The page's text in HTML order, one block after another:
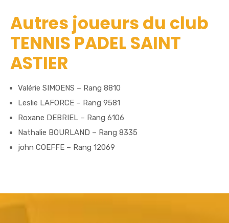
Autres joueurs du club
TENNIS PADEL SAINT
ASTIER
Valérie SIMOENS – Rang 8810
Leslie LAFORCE – Rang 9581
Roxane DEBRIEL – Rang 6106
Nathalie BOURLAND – Rang 8335
john COEFFE – Rang 12069